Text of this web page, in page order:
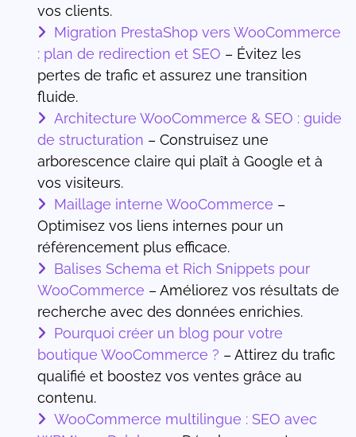
vos clients.
Migration PrestaShop vers WooCommerce
: plan de redirection et SEO – Évitez les
pertes de trafic et assurez une transition
fluide.
Architecture WooCommerce & SEO : guide
de structuration – Construisez une
arborescence claire qui plaît à Google et à
vos visiteurs.
Maillage interne WooCommerce –
Optimisez vos liens internes pour un
référencement plus efficace.
Balises Schema et Rich Snippets pour
WooCommerce – Améliorez vos résultats de
recherche avec des données enrichies.
Pourquoi créer un blog pour votre
boutique WooCommerce ? – Attirez du trafic
qualifié et boostez vos ventes grâce au
contenu.
WooCommerce multilingue : SEO avec